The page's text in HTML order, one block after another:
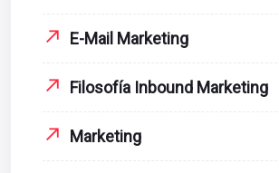
E-Mail Marketing
Filosofía Inbound Marketing
Marketing